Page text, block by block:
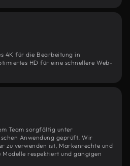
4K für die Bearbeitung in
HD für eine schnellere Web-
Team sorgfältig unter
Anwendung geprüft. Wir
zu verwenden ist, Markenrechte und
respektiert und gängigen